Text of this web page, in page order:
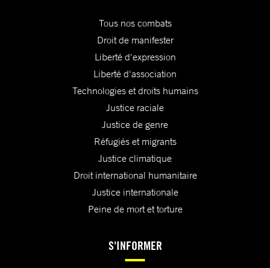
Tous nos combats
Droit de manifester
Liberté d'expression
Liberté d'association
Technologies et droits humains
Justice raciale
Justice de genre
Réfugiés et migrants
Justice climatique
Droit international humanitaire
Justice internationale
Peine de mort et torture
S'INFORMER